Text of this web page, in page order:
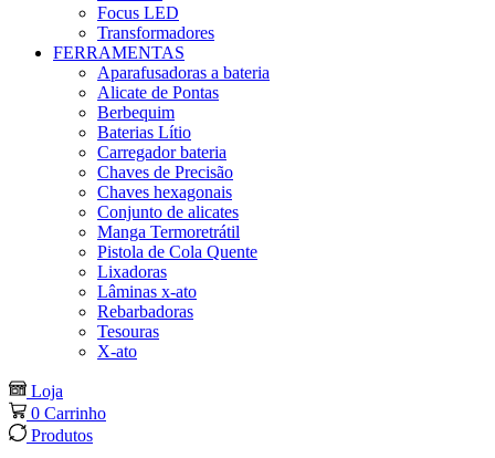
Focus LED
Transformadores
FERRAMENTAS
Aparafusadoras a bateria
Alicate de Pontas
Berbequim
Baterias Lítio
Carregador bateria
Chaves de Precisão
Chaves hexagonais
Conjunto de alicates
Manga Termoretrátil
Pistola de Cola Quente
Lixadoras
Lâminas x-ato
Rebarbadoras
Tesouras
X-ato
Loja
0 Carrinho
Produtos